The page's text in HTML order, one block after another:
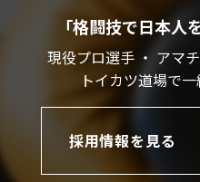
「格闘技で日本人
現役プロ選手 ・ アマ
トイカツ道場で
採用情報を見る